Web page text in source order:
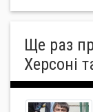
Ще раз
Херсоні